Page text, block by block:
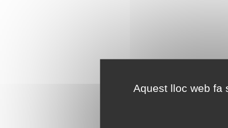
Aquest lloc web fa